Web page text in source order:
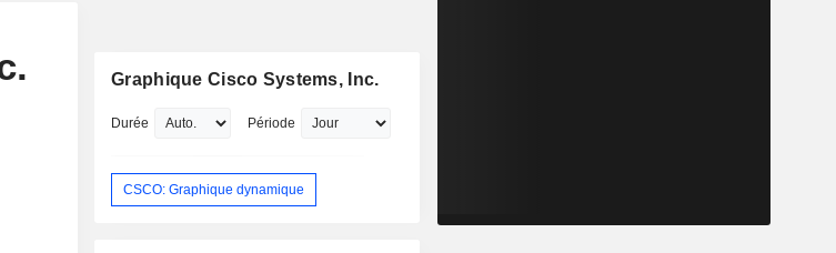
Graphique Cisco Systems, Inc.
Durée Période
CSCO: Graphique dynamique